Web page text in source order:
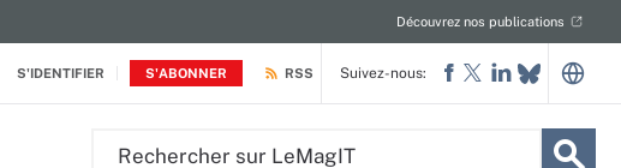
S'IDENTIFIER S'ABONNER
Découvrez nos publications
RSS Suivez-nous: